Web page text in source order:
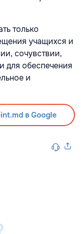
только
учащихся и
сочувствии,
для обеспечения
и
в Google